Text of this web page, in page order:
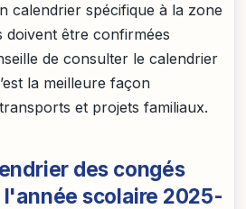
calendrier spécifique à la zone
doivent être confirmées
de consulter le calendrier
la meilleure façon
et projets familiaux.
des congés
scolaire 2025-